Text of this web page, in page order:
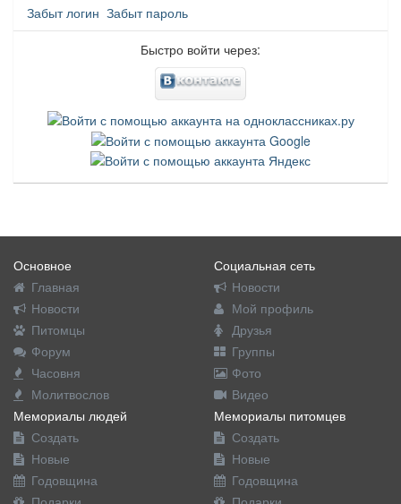
Забыт логин Забыт пароль
Быстро войти через:
Основное
Главная
Новости
Питомцы
Форум
Часовня
Молитвослов
Социальная сеть
Новости
Мой профиль
Друзья
Группы
Фото
Видео
Мемориалы людей
Создать
Новые
Годовщина
Мемориалы питомцев
Создать
Новые
Годовщина